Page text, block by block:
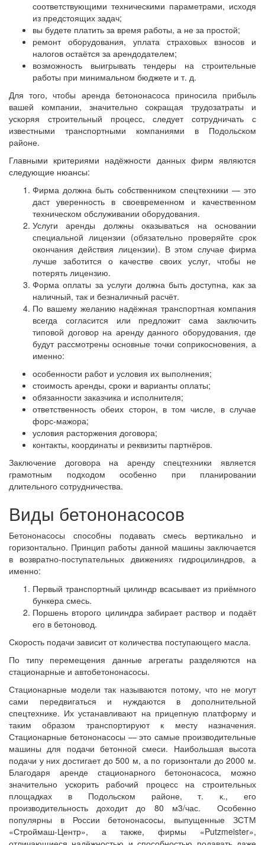
соответствующими техническими параметрами, исходя
из предстоящих задач;
вы будете платить за время работы, а не за простой;
ремонт оборудования, уплата страховых взносов и
налогов остаётся за арендодателем;
возможность выигрывать тендеры на строительные
работы при минимальном бюджете и т. д.
Для того, чтобы аренда бетононасоса приносила прибыль
вашей компании, значительно сокращая трудозатраты и
ускоряя строительный процесс, следует сотрудничать с
известными транспортными компаниями в Подольском
районе.
Главными критериями надёжности данных фирм являются
следующие нюансы:
Фирма должна быть собственником спецтехники — это
даст уверенность в своевременном и качественном
техническом обслуживании оборудования.
Услуги аренды должны оказываться на основании
специальной лицензии (обязательно проверяйте срок
окончания действия лицензии). В этом случае фирма
лучше заботится о качестве своих услуг, чтобы не
потерять лицензию.
Форма оплаты за услуги должна быть доступна, как за
наличный, так и безналичный расчёт.
По вашему желанию надёжная транспортная компания
всегда согласится или предложит сама заключить
типовой договор на аренду данного оборудования, где
будут рассмотрены основные точки соприкосновения, а
именно:
особенности работ и условия их выполнения;
стоимость аренды, сроки и варианты оплаты;
обязанности заказчика и исполнителя;
ответственность обеих сторон, в том числе, в случае
форс-мажора;
условия расторжения договора;
контакты, координаты и реквизиты партнёров.
Заключение договора на аренду спецтехники является
грамотным подходом особенно при планировании
длительного сотрудничества.
Виды бетононасосов
Бетононасосы способны подавать смесь вертикально и
горизонтально. Принцип работы данной машины заключается
в возвратно-поступательных движениях гидроцилиндров, а
именно:
Первый транспортный цилиндр всасывает из приёмного
бункера смесь.
Поршень второго цилиндра забирает раствор и подаёт
его в бетоновод.
Скорость подачи зависит от количества поступающего масла.
По типу перемещения данные агрегаты разделяются на
стационарные и автобетононасосы.
Стационарные модели так называются потому, что не могут
сами передвигаться и нуждаются в дополнительной
спецтехнике. Их устанавливают на прицепную платформу и
таким образом транспортируют к месту назначения.
Стационарные бетононасосы — это самые производительные
машины для подачи бетонной смеси. Наибольшая высота
подачи у них достигает до 500 м, а по горизонтали до 2000 м.
Благодаря аренде стационарного бетононасоса, можно
значительно ускорить рабочий процесс на строительных
площадках в Подольском районе, т. к., его
производительность доходит до 80 м3/час. Особенно
популярны в России бетононасосы, выпущенные ЗСТМ
«Строймаш-Центр», а также, фирмы «Putzmeister»,